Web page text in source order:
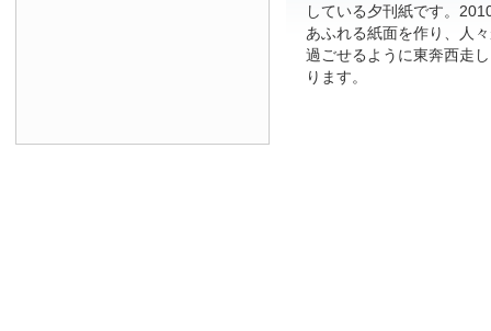
している夕刊紙です。
あふれる紙面を作り、人
過ごせるように東奔西走
ります。